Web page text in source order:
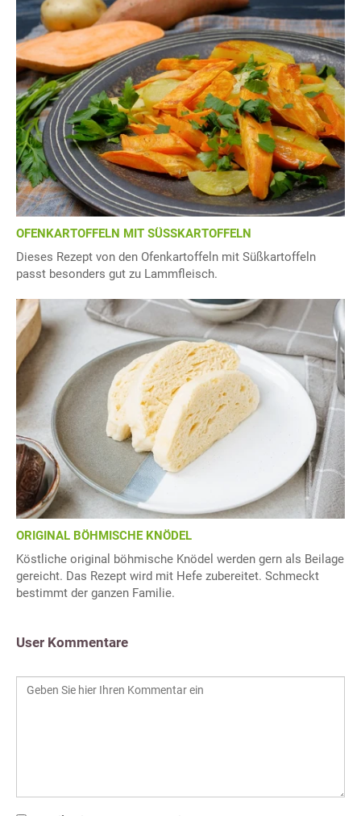
OFENKARTOFFELN MIT SÜSSKARTOFFELN
Dieses Rezept von den Ofenkartoffeln mit Süßkartoffeln
passt besonders gut zu Lammfleisch.
ORIGINAL BÖHMISCHE KNÖDEL
Köstliche original böhmische Knödel werden gern als Beilage
gereicht. Das Rezept wird mit Hefe zubereitet. Schmeckt
bestimmt der ganzen Familie.
User Kommentare